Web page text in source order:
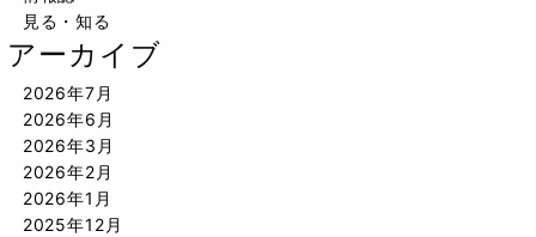
見る・知る
アーカイブ
2026年7月
2026年6月
2026年3月
2026年2月
2026年1月
2025年12月